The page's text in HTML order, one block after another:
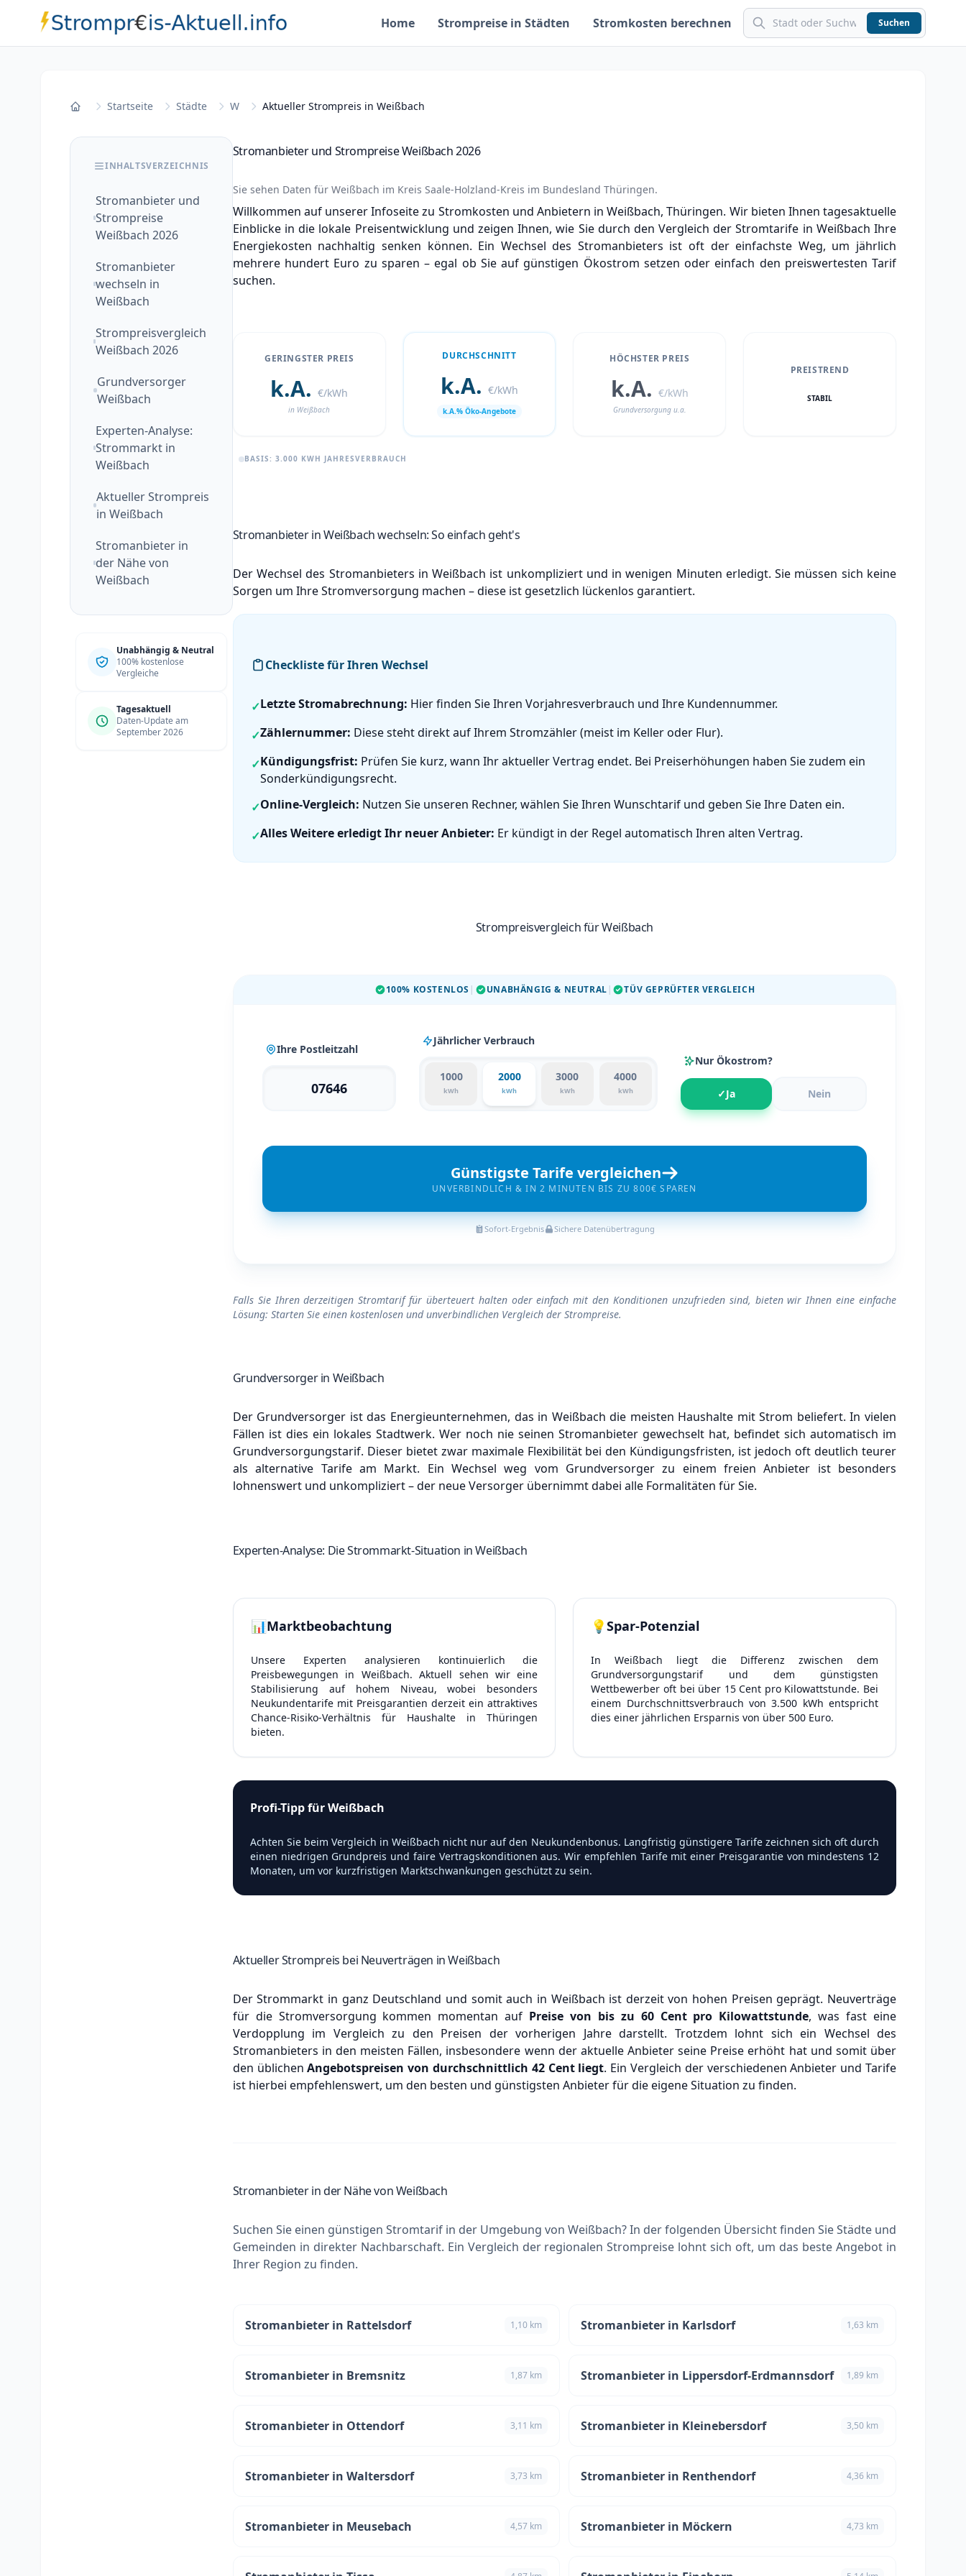
Home Strompreise in Städten Stromkosten berechnen Suchen
StartseiteStartseite Städte W Aktueller Strompreis in Weißbach
INHALTSVERZEICHNIS
Stromanbieter und
Strompreise
Weißbach 2026
Stromanbieter
wechseln in
Weißbach
Strompreisvergleich
Weißbach 2026
Grundversorger
Weißbach
Experten-Analyse:
Strommarkt in
Weißbach
Aktueller Strompreis
in Weißbach
Stromanbieter in
der Nähe von
Weißbach
Unabhängig & Neutral
100% kostenlose
Vergleiche
Tagesaktuell
Daten-Update am
September 2026
Stromanbieter und Strompreise Weißbach 2026
Sie sehen Daten für Weißbach im Kreis Saale-Holzland-Kreis im Bundesland Thüringen.
Willkommen auf unserer Infoseite zu Stromkosten und Anbietern in Weißbach, Thüringen. Wir bieten Ihnen tagesaktuelle
Einblicke in die lokale Preisentwicklung und zeigen Ihnen, wie Sie durch den Vergleich der Stromtarife in Weißbach Ihre
Energiekosten nachhaltig senken können. Ein Wechsel des Stromanbieters ist oft der einfachste Weg, um jährlich
mehrere hundert Euro zu sparen – egal ob Sie auf günstigen Ökostrom setzen oder einfach den preiswertesten Tarif
suchen.
GERINGSTER PREIS
k.A.€/kWh
in Weißbach
DURCHSCHNITT
k.A. €/kWh
k.A.% Öko-Angebote
HÖCHSTER PREIS
k.A. €/kWh
Grundversorgung u.a.
PREISTREND
STABIL
BASIS: 3.000 KWH JAHRESVERBRAUCH
Stromanbieter in Weißbach wechseln: So einfach geht's
Der Wechsel des Stromanbieters in Weißbach ist unkompliziert und in wenigen Minuten erledigt. Sie müssen sich keine
Sorgen um Ihre Stromversorgung machen – diese ist gesetzlich lückenlos garantiert.
Checkliste für Ihren Wechsel
✓Letzte Stromabrechnung: Hier finden Sie Ihren Vorjahresverbrauch und Ihre Kundennummer.
✓Zählernummer: Diese steht direkt auf Ihrem Stromzähler (meist im Keller oder Flur).
✓Kündigungsfrist: Prüfen Sie kurz, wann Ihr aktueller Vertrag endet. Bei Preiserhöhungen haben Sie zudem ein
Sonderkündigungsrecht.
✓Online-Vergleich: Nutzen Sie unseren Rechner, wählen Sie Ihren Wunschtarif und geben Sie Ihre Daten ein.
✓Alles Weitere erledigt Ihr neuer Anbieter: Er kündigt in der Regel automatisch Ihren alten Vertrag.
Strompreisvergleich für Weißbach
100% KOSTENLOS | UNABHÄNGIG & NEUTRAL | TÜV GEPRÜFTER VERGLEICH
Ihre Postleitzahl
Jährlicher Verbrauch
1000
kWh
2000
kWh
3000
kWh
4000
kWh
Nur Ökostrom?
✓Ja Nein
Günstigste Tarife vergleichen
UNVERBINDLICH & IN 2 MINUTEN BIS ZU 800€ SPAREN
Sofort-Ergebnis Sichere Datenübertragung
Falls Sie Ihren derzeitigen Stromtarif für überteuert halten oder einfach mit den Konditionen unzufrieden sind, bieten wir Ihnen eine einfache
Lösung: Starten Sie einen kostenlosen und unverbindlichen Vergleich der Strompreise.
Grundversorger in Weißbach
Der Grundversorger ist das Energieunternehmen, das in Weißbach die meisten Haushalte mit Strom beliefert. In vielen
Fällen ist dies ein lokales Stadtwerk. Wer noch nie seinen Stromanbieter gewechselt hat, befindet sich automatisch im
Grundversorgungstarif. Dieser bietet zwar maximale Flexibilität bei den Kündigungsfristen, ist jedoch oft deutlich teurer
als alternative Tarife am Markt. Ein Wechsel weg vom Grundversorger zu einem freien Anbieter ist besonders
lohnenswert und unkompliziert – der neue Versorger übernimmt dabei alle Formalitäten für Sie.
Experten-Analyse: Die Strommarkt-Situation in Weißbach
📊Marktbeobachtung
Unsere Experten analysieren kontinuierlich die
Preisbewegungen in Weißbach. Aktuell sehen wir eine
Stabilisierung auf hohem Niveau, wobei besonders
Neukundentarife mit Preisgarantien derzeit ein attraktives
Chance-Risiko-Verhältnis für Haushalte in Thüringen
bieten.
💡Spar-Potenzial
In Weißbach liegt die Differenz zwischen dem
Grundversorgungstarif und dem günstigsten
Wettbewerber oft bei über 15 Cent pro Kilowattstunde. Bei
einem Durchschnittsverbrauch von 3.500 kWh entspricht
dies einer jährlichen Ersparnis von über 500 Euro.
Profi-Tipp für Weißbach
Achten Sie beim Vergleich in Weißbach nicht nur auf den Neukundenbonus. Langfristig günstigere Tarife zeichnen sich oft durch
einen niedrigen Grundpreis und faire Vertragskonditionen aus. Wir empfehlen Tarife mit einer Preisgarantie von mindestens 12
Monaten, um vor kurzfristigen Marktschwankungen geschützt zu sein.
Aktueller Strompreis bei Neuverträgen in Weißbach
Der Strommarkt in ganz Deutschland und somit auch in Weißbach ist derzeit von hohen Preisen geprägt. Neuverträge
für die Stromversorgung kommen momentan auf Preise von bis zu 60 Centpro Kilowattstunde, was fast eine
Verdopplung im Vergleich zu den Preisen der vorherigen Jahre darstellt. Trotzdem lohnt sich ein Wechsel des
Stromanbieters in den meisten Fällen, insbesondere wenn der aktuelle Anbieter seine Preise erhöht hat und somit über
den üblichenAngebotspreisen von durchschnittlich 42 Centliegt. Ein Vergleich der verschiedenen Anbieter und Tarife
ist hierbei empfehlenswert, um den besten und günstigsten Anbieter für die eigene Situation zu finden.
Stromanbieter in der Nähe von Weißbach
Suchen Sie einen günstigen Stromtarif in der Umgebung von Weißbach? In der folgenden Übersicht finden Sie Städte und
Gemeinden in direkter Nachbarschaft. Ein Vergleich der regionalen Strompreise lohnt sich oft, um das beste Angebot in
Ihrer Region zu finden.
Stromanbieter in Rattelsdorf 1,10 km Stromanbieter in Karlsdorf 1,63 km
Stromanbieter in Bremsnitz 1,87 km Stromanbieter in Lippersdorf-Erdmannsdorf 1,89 km
Stromanbieter in Ottendorf 3,11 km Stromanbieter in Kleinebersdorf 3,50 km
Stromanbieter in Waltersdorf 3,73 km Stromanbieter in Renthendorf 4,36 km
Stromanbieter in Meusebach 4,57 km Stromanbieter in Möckern 4,73 km